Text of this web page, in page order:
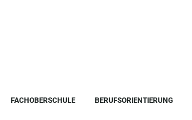
FACHOBERSCHULE BERUFSORIENTIERUNG